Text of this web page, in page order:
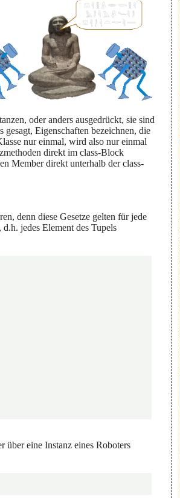
oder anders ausgedrückt, sie sind
Eigenschaften bezeichnen, die
nur einmal, wird also nur einmal
direkt im class-Block
Member direkt unterhalb der class-
denn diese Gesetze gelten für jede
jedes Element des Tupels
über eine Instanz eines Roboters